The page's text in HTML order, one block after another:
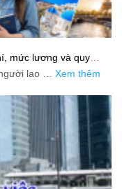
mức lương và quy
lao … Xem thêm